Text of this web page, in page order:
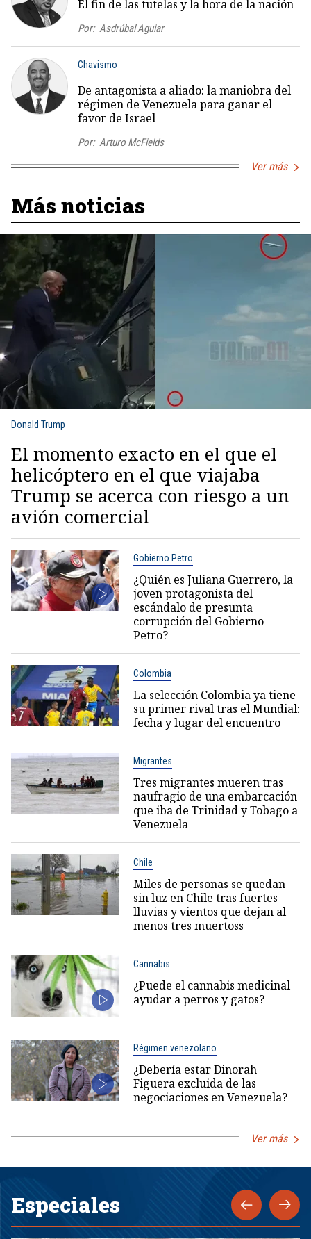
El fin de las tutelas y la hora de la nación
Por: Asdrúbal Aguiar
Chavismo
De antagonista a aliado: la maniobra del
régimen de Venezuela para ganar el
favor de Israel
Por: Arturo McFields
Ver más
Más noticias
Donald Trump
El momento exacto en el que el
helicóptero en el que viajaba
Trump se acerca con riesgo a un
avión comercial
Gobierno Petro
¿Quién es Juliana Guerrero, la
joven protagonista del
escándalo de presunta
corrupción del Gobierno
Petro?
Colombia
La selección Colombia ya tiene
su primer rival tras el Mundial:
fecha y lugar del encuentro
Migrantes
Tres migrantes mueren tras
naufragio de una embarcación
que iba de Trinidad y Tobago a
Venezuela
Chile
Miles de personas se quedan
sin luz en Chile tras fuertes
lluvias y vientos que dejan al
menos tres muertoss
Cannabis
¿Puede el cannabis medicinal
ayudar a perros y gatos?
Régimen venezolano
¿Debería estar Dinorah
Figuera excluida de las
negociaciones en Venezuela?
Ver más
Especiales